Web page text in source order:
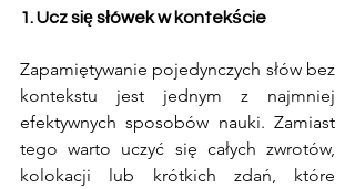
1. Ucz się słówek w kontekście
Zapamiętywanie pojedynczych słów bez
kontekstu jest jednym z najmniej
efektywnych sposobów nauki. Zamiast
tego warto uczyć się całych zwrotów,
kolokacji lub krótkich zdań, które